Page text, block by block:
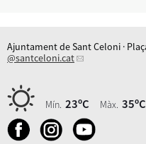
Ajuntament de Sant Celoni ·
@santceloni.cat
Mín. 23ºC Màx. 35ºC